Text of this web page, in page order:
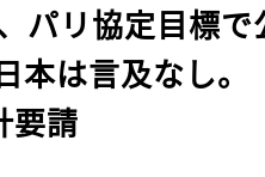
パリ協定目標で
本は言及なし。
要請